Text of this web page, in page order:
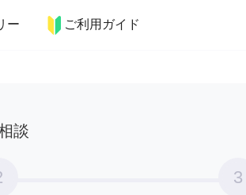
ー ご利用ガイド
ペット 料理
談
3